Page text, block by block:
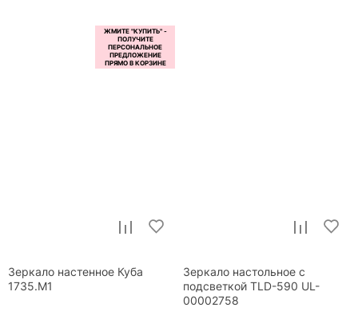
Зеркало настенное Куба
1735.М1
Зеркало настольное с
подсветкой TLD-590 UL-
00002758